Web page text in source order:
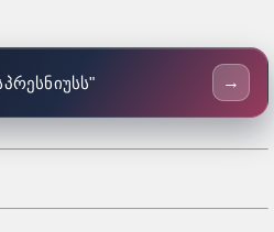
→